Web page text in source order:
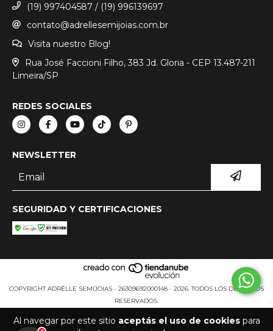
Al navegar por este sitio aceptás el uso de cookiespara
(19) 997404587 / (19) 996139697
contato@adrellesemijoias.com.br
Visita nuestro Blog!
Rua José Faccioni Filho, 383 Jd. Gloria - CEP 13.487-211
Limeira/SP
REDES SOCIALES
NEWSLETTER
SEGURIDAD Y CERTIFICACIONES
COPYRIGHT ADRÉLLE SEMIJOIAS - 26309692000148 - 2026. TODOS LOS DERECHOS
RESERVADOS.